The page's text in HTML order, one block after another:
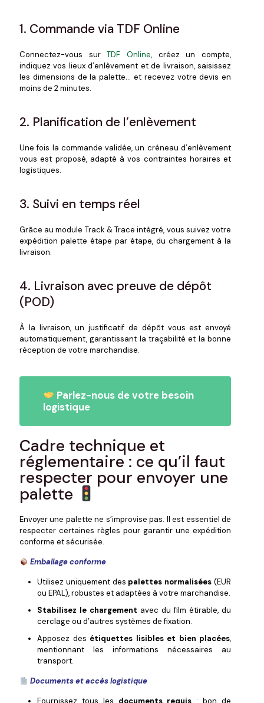
1. Commande via TDF Online
Connectez-vous sur TDF Online, créez un compte,
indiquez vos lieux d’enlèvement et de livraison, saisissez
les dimensions de la palette… et recevez votre devis en
moins de 2 minutes.
2. Planification de l’enlèvement
Une fois la commande validée, un créneau d’enlèvement
vous est proposé, adapté à vos contraintes horaires et
logistiques.
3. Suivi en temps réel
Grâce au module Track & Trace intégré, vous suivez votre
expédition palette étape par étape, du chargement à la
livraison.
4. Livraison avec preuve de dépôt
(POD)
À la livraison, un justificatif de dépôt vous est envoyé
automatiquement, garantissant la traçabilité et la bonne
réception de votre marchandise.
Parlez-nous de votre besoin
logistique
Cadre technique et
réglementaire : ce qu’il faut
respecter pour envoyer une
palette
Envoyer une palette ne s’improvise pas. Il est essentiel de
respecter certaines règles pour garantir une expédition
conforme et sécurisée.
Emballage conforme
Utilisez uniquement des palettes normalisées (EUR
ou EPAL), robustes et adaptées à votre marchandise.
Stabilisez le chargement avec du film étirable, du
cerclage ou d’autres systèmes de fixation.
Apposez des étiquettes lisibles et bien placées,
mentionnant les informations nécessaires au
transport.
Documents et accès logistique